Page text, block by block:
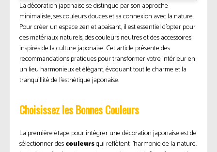
La décoration japonaise se distingue par son approche
minimaliste, ses couleurs douces et sa connexion avec la nature.
Pour créer un espace zen et apaisant, il est essentiel d’opter pour
des matériaux naturels, des couleurs neutres et des accessoires
inspirés de la culture japonaise. Cet article présente des
recommandations pratiques pour transformer votre intérieur en
un lieu harmonieux et élégant, évoquant tout le charme et la
tranquillité de l’esthétique japonaise.
Choisissez les Bonnes Couleurs
La première étape pour intégrer une décoration japonaise est de
sélectionner descouleursqui reflètent l’harmonie de la nature.